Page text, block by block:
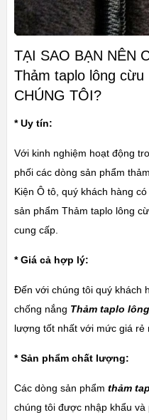
TẠI SAO BẠN NÊN
Thảm taplo lông cừu
CHÚNG TÔI?
* Uy tín:
Với kinh nghiệm hoạt động
phối các dòng sản phẩm
Kiện Ô tô, quý khách hàng
sản phẩm Thảm taplo lông
cung cấp.
* Giá cả hợp lý:
Đến với chúng tôi quý khách
chống nắng Thảm taplo
lượng tốt nhất với mức giá rẻ
* Sản phẩm chất lượng:
Các dòng sản phẩm thảm
chúng tôi được nhập khẩu